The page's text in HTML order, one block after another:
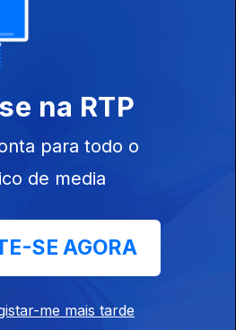
Auckland
(Nova Zelândia)
Montevideu
na RTP
para todo o
de media
SE AGORA
me mais tarde